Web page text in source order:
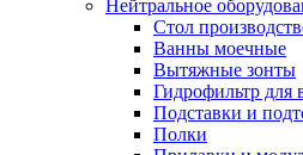
Нейтральное
Cтол
Ванны моечные
Вытяжные зонты
Гидрофильтр для
Подставки и
Полки